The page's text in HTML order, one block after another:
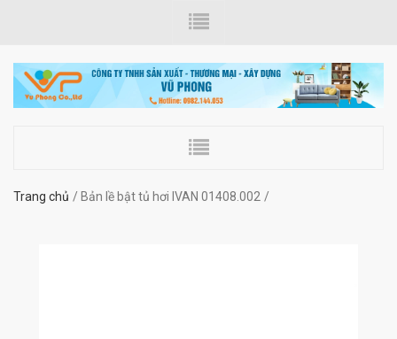
Trang chủ Bản lề bật tủ hơi IVAN 01408.002